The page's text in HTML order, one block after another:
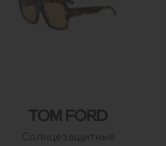
Солнцезащитные